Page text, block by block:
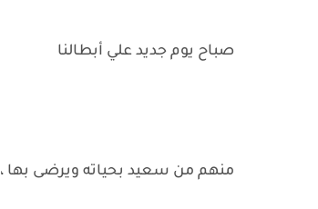
صباح يوم جديد علي أبطالنا
منهم من سعيد بحياته ويرضى بها ،